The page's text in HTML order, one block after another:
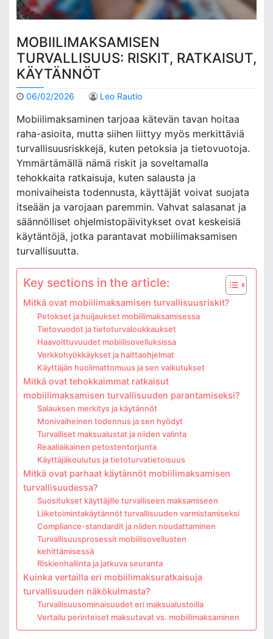
MOBIILIMAKSAMISEN
TURVALLISUUS: RISKIT, RATKAISUT,
KÄYTÄNNÖT
06/02/2026 Leo Rautio
Mobiilimaksaminen tarjoaa kätevän tavan hoitaa
raha-asioita, mutta siihen liittyy myös merkittäviä
turvallisuusriskkejä, kuten petoksia ja tietovuotoja.
Ymmärtämällä nämä riskit ja soveltamalla
tehokkaita ratkaisuja, kuten salausta ja
monivaiheista todennusta, käyttäjät voivat suojata
itseään ja varojaan paremmin. Vahvat salasanat ja
säännölliset ohjelmistopäivitykset ovat keskeisiä
käytäntöjä, jotka parantavat mobiilimaksamisen
turvallisuutta.
Key sections in the article:
Mitkä ovat mobiilimaksamisen turvallisuusriskit?
Petokset ja huijaukset mobiilimaksamisessa
Tietovuodot ja tietoturvaloukkaukset
Haavoittuvuudet mobiilisovelluksissa
Verkkohyökkäykset ja haittaohjelmat
Käyttäjän huolimattomuus ja sen vaikutukset
Mitkä ovat tehokkaimmat ratkaisut
mobiilimaksamisen turvallisuuden parantamiseksi?
Salauksen merkitys ja käytännöt
Monivaiheinen todennus ja sen hyödyt
Turvalliset maksualustat ja niiden valinta
Reaaliaikainen petostentorjunta
Käyttäjäkoulutus ja tietoturvatietoisuus
Mitkä ovat parhaat käytännöt mobiilimaksamisen
turvallisuudessa?
Suositukset käyttäjille turvalliseen maksamiseen
Liiketoimintakäytännöt turvallisuuden varmistamiseksi
Compliance-standardit ja niiden noudattaminen
Turvallisuusprosessit mobiilisovellusten
kehittämisessä
Riskienhallinta ja jatkuva seuranta
Kuinka vertailla eri mobiilimaksuratkaisuja
turvallisuuden näkökulmasta?
Turvallisuusominaisuudet eri maksualustoilla
Vertailu perinteiset maksutavat vs. mobiilimaksaminen